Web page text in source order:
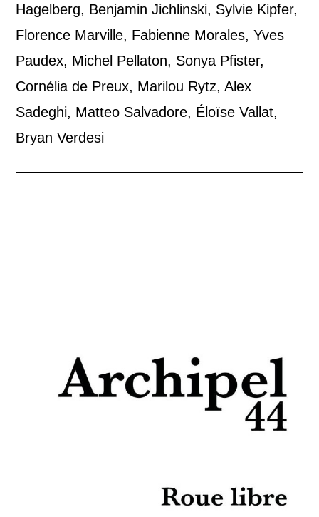
Hagelberg, Benjamin Jichlinski, Sylvie Kipfer,
Florence Marville, Fabienne Morales, Yves
Paudex, Michel Pellaton, Sonya Pfister,
Cornélia de Preux, Marilou Rytz, Alex
Sadeghi, Matteo Salvadore, Éloïse Vallat,
Bryan Verdesi